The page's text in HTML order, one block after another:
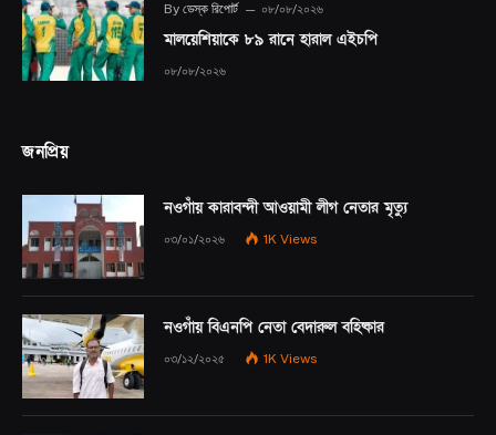
By ডেস্ক রিপোর্ট ০৮/০৮/২০২৬
মালয়েশিয়াকে ৮৯ রানে হারাল এইচপি
০৮/০৮/২০২৬
জনপ্রিয়
নওগাঁয় কারাবন্দী আওয়ামী লীগ নেতার মৃত্যু
০৩/০১/২০২৬ 1K Views
নওগাঁয় বিএনপি নেতা বেদারুল বহিষ্কার
০৩/১২/২০২৫ 1K Views